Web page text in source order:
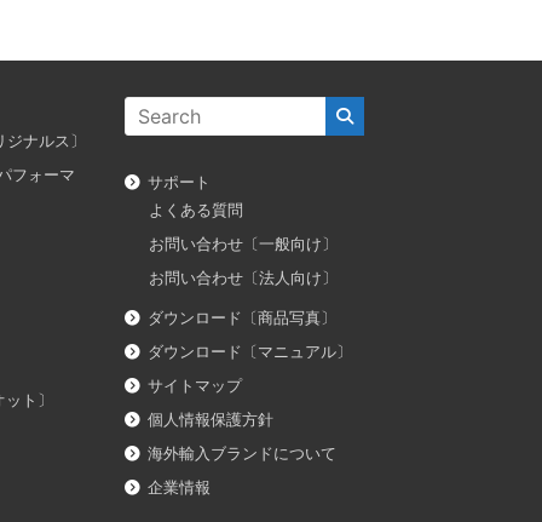
ナルス〕
フォーマ
ト〕
サポート
よくある質問
お問い合わせ〔一般向け〕
お問い合わせ〔法人向け〕
ダウンロード〔商品写真〕
ダウンロード〔マニュアル〕
サイトマップ
個人情報保護方針
海外輸入ブランドについて
企業情報